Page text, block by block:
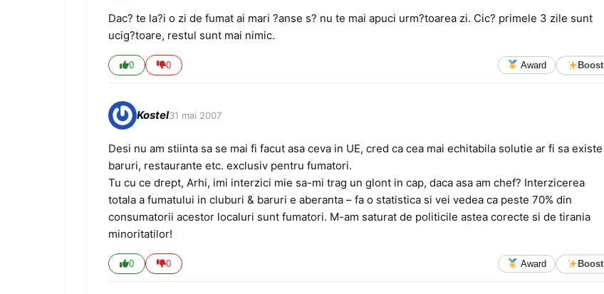
Dac? te la?i o zi de fumat ai mari ?anse s? nu te mai apuci urm?toarea zi. Cic? primele 3 zile sunt
ucig?toare, restul sunt mai nimic.
0 0 Award Boost
Kostel31 mai 2007
Desi nu am stiinta sa se mai fi facut asa ceva in UE, cred ca cea mai echitabila solutie ar fi sa existe
baruri, restaurante etc. exclusiv pentru fumatori.
Tu cu ce drept, Arhi, imi interzici mie sa-mi trag un glont in cap, daca asa am chef? Interzicerea
totala a fumatului in cluburi & baruri e aberanta – fa o statistica si vei vedea ca peste 70% din
consumatorii acestor localuri sunt fumatori. M-am saturat de politicile astea corecte si de tirania
minoritatilor!
0 0 Award Boost